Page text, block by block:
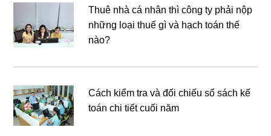
Thuê nhà cá nhân thì công ty phải nộp
những loại thuế gì và hạch toán thế
nào?
Cách kiểm tra và đối chiếu sổ sách kế
toán chi tiết cuối năm